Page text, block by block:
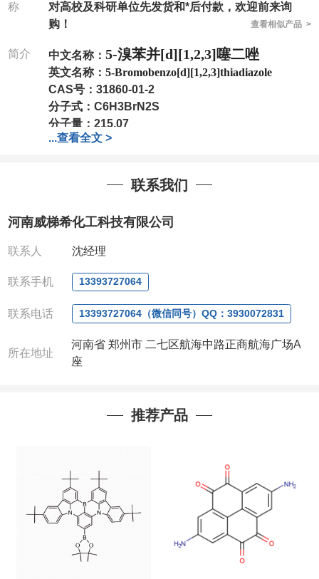
称
对高校及科研单位先发货和*后付款，欢迎前来询
购！
查看相似产品 >
简介 中文名称： 5-溴苯并[d][1,2,3]噻二唑
英文名称： 5-Bromobenzo[d][1,2,3]thiadiazole
CAS号： 31860-01-2
分子式： C6H3BrN2S
分子量： 215.07
包装：1Mg ; 5Mg;10Mg ;100Mg;250Mg ;500Mg
我司对高校及科研单位先发货和
作中有用到的试剂,欢迎前来询购
电话:0371-63377391/13393727064
QQ:3930072831
:13393727064
联系人: 沈晓东(欢迎致电
...查看全文 >
联系我们
河南威梯希化工科技有限公司
联系人 沈经理
联系手机 13393727064
联系电话 13393727064（微信同号）QQ：3930072831
所在地址
河南省 郑州市 二七区航海中路正商航海广场A
座
推荐产品